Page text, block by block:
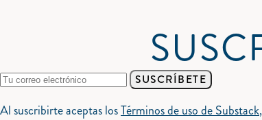
SUSCRÍBETE
Al suscribirte aceptas losTérminos de uso de Substack